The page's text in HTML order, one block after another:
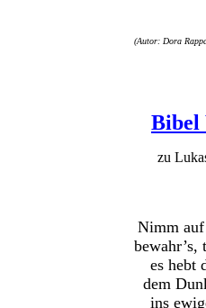
(Autor: Dora
Bibel
zu
Nimm
bewahr’s,
es hebt
dem
ins